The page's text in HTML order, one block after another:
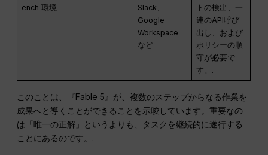
ench 環境
Slack、
Google
Workspace
など
トの検出、一
連のAPI呼び
出し、および
ポリシーの順
守が必要で
す。.
このことは、『Fable 5』が、複数のステップからなる作業を
成果へと導くことができることを示唆しています。重要なの
は「唯一の正解」というよりも、タスクを継続的に遂行する
ことにあるのです。.